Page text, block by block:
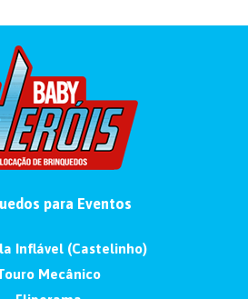
para Eventos
Inflável (Castelinho)
Mecânico